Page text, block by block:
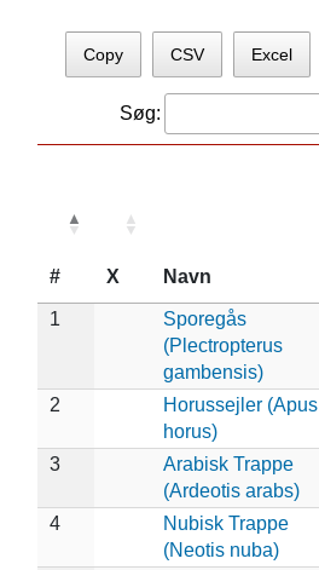
Copy CSV Excel
Søg:
# X Navn
1
Sporegås
(Plectropterus
gambensis)
2
Horussejler (Apus
horus)
3
Arabisk Trappe
(Ardeotis arabs)
4
Nubisk Trappe
(Neotis nuba)